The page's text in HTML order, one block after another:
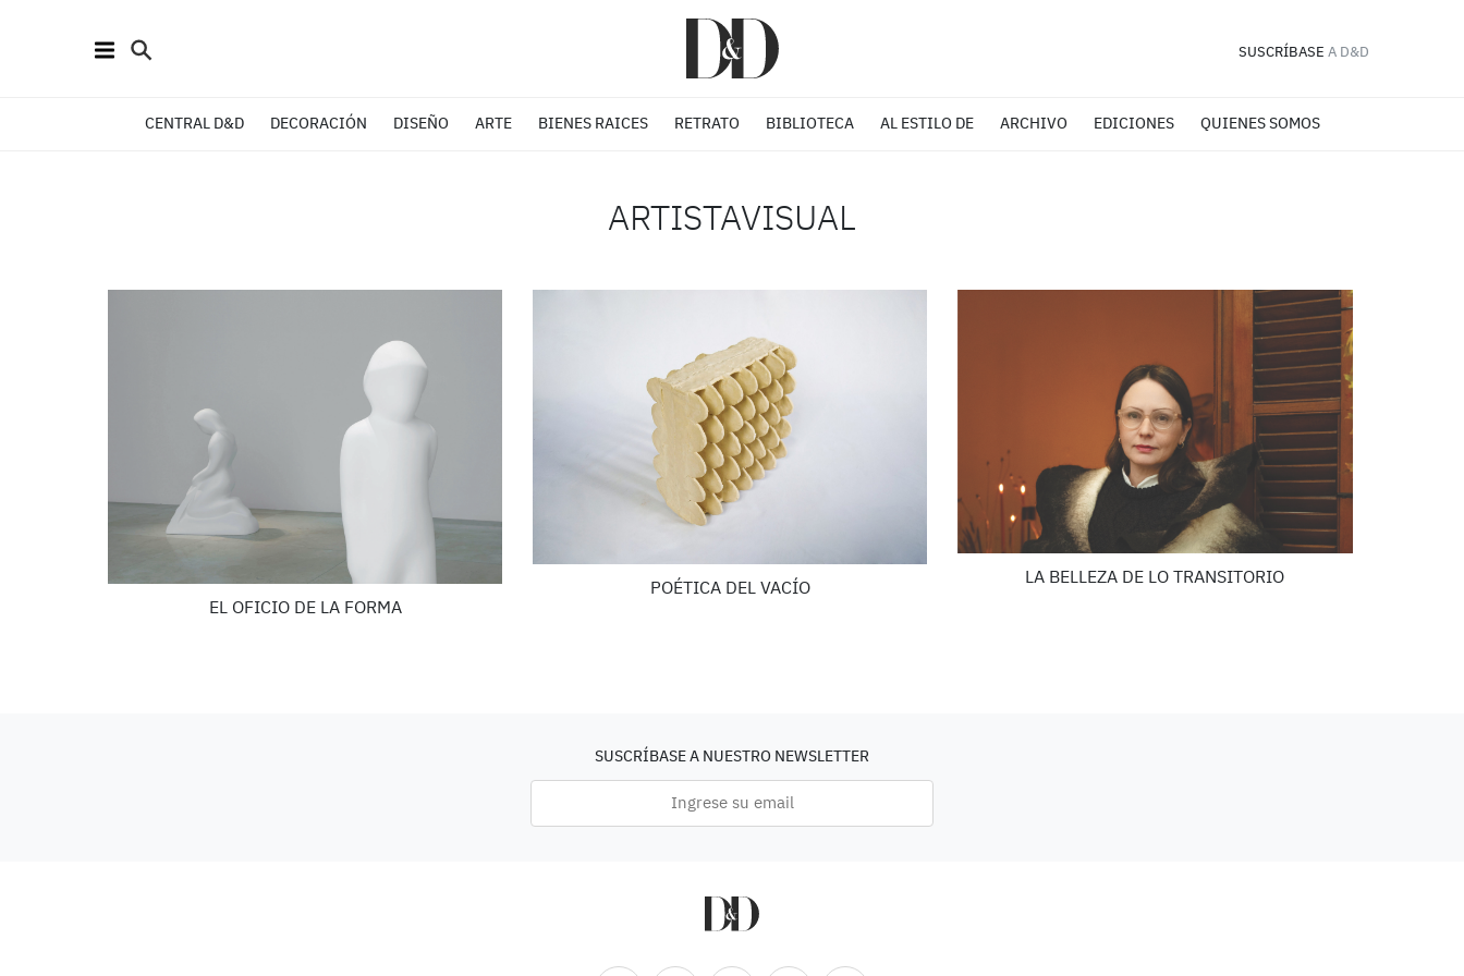
SUSCRÍBASE A D&D
CENTRAL D&D DECORACIÓN DISEÑO ARTE BIENES RAICES RETRATO BIBLIOTECA AL ESTILO DE ARCHIVO EDICIONES QUIENES SOMOS
ARTISTAVISUAL
EL OFICIO DE LA FORMA
POÉTICA DEL VACÍO
LA BELLEZA DE LO TRANSITORIO
SUSCRÍBASE A NUESTRO NEWSLETTER